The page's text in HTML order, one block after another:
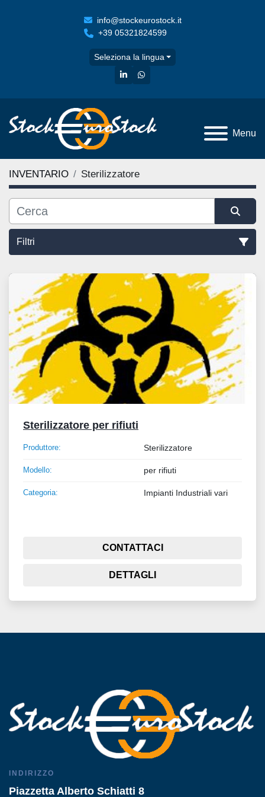
info@stockeurostock.it
+39 05321824599
Seleziona la lingua
linkedinwhatsapp
Menu
INVENTARIO Sterilizzatore
Filtri
Tutte le categorie
Ordina per
Sterilizzatore per rifiuti
Produttore: Sterilizzatore
Modello: per rifiuti
Categoria: Impianti Industriali vari
CONTATTACI
DETTAGLI
INDIRIZZO
Piazzetta Alberto Schiatti 8